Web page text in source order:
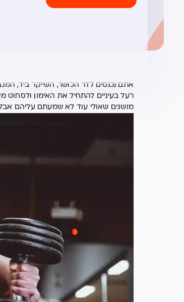
אתם נכנסים לדר הכושר, השייקר ביד,
רעל בעיניים להתחיל את האימון
מושגים שאולי עוד לא שמעתם עליהם